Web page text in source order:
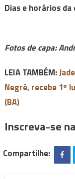
Dias e horários da
Fotos de capa:
LEIA TAMBÉM:
Negrê, recebe 1º
(BA)
Inscreva-se
Compartilhe: